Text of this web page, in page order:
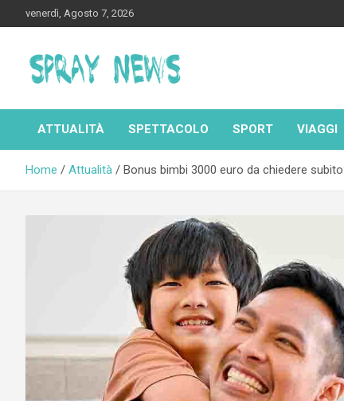
to
venerdì, Agosto 7, 2026
Spraynews.it
ATTUALITÀ SPETTACOLO SPORT VIAGGI
Home Attualità Bonus bimbi 3000 euro da chiedere